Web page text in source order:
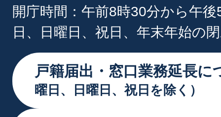
開庁時間：午前8時30分から午
日、日曜日、祝日、年末年始の
戸籍届出・窓口業務延長に
曜日、日曜日、祝日を除く）